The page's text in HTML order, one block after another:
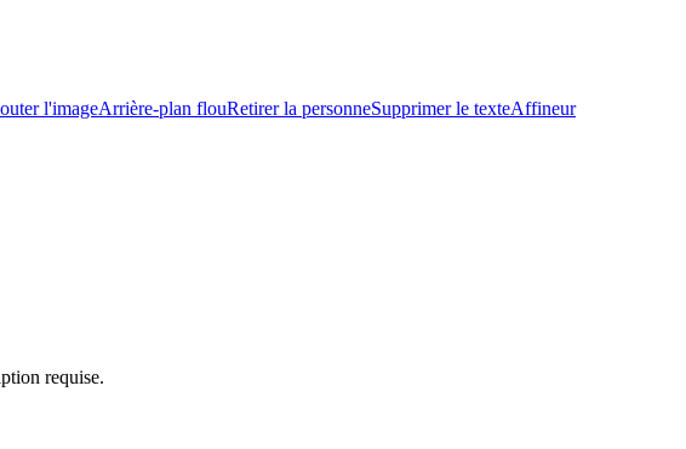
l'imageArrière-plan flouRetirer la personneSupprimer le texteAffineur
requise.